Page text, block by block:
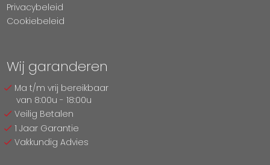
Privacybeleid
Cookiebeleid
Wij garanderen
Ma t/m vrij bereikbaar
van 8:00u - 18:00u
Veilig Betalen
1 Jaar Garantie
Vakkundig Advies